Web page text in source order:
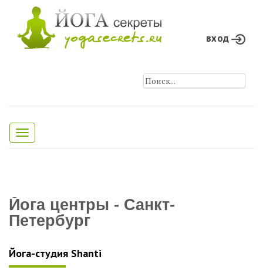
вход
Toggle
navigation
Йога центры - Санкт-
Петербург
Йога-студия Shanti